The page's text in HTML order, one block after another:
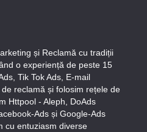
și Reclamă cu tradiții
o experiență de peste 15
Tik Tok Ads, E-mail
reclamă și folosim rețele de
Httpool - Aleph, DoAds
Ads și Google-Ads
cu entuziasm diverse